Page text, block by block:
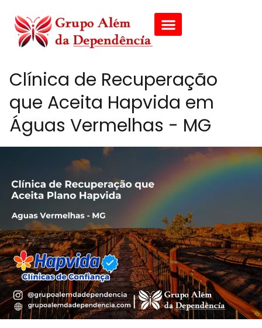
Clínica de Recuperação
que Aceita Hapvida em
Águas Vermelhas - MG